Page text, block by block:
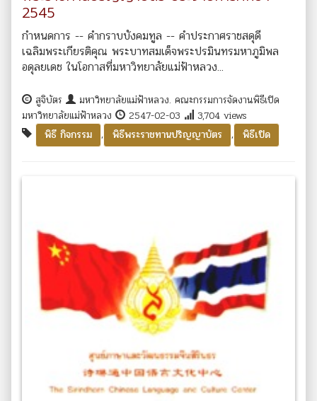
2545
กำหนดการ -- คำกราบบังคมทูล -- คำประกาศราชสดุดี
เฉลิมพระเกียรติคุณ พระบาทสมเด็จพระปรมินทรมหาภูมิพล
อดุลยเดช ในโอกาสที่มหาวิทยาลัยแม่ฟ้าหลวง...
สูจิบัตร
มหาวิทยาลัยแม่ฟ้าหลวง. คณะกรรมการจัดงานพิธีเปิด
มหาวิทยาลัยแม่ฟ้าหลวง
2547-02-03
3,704 views
พิธี กิจกรรม
, พิธีพระราชทานปริญญาบัตร , พิธีเปิด